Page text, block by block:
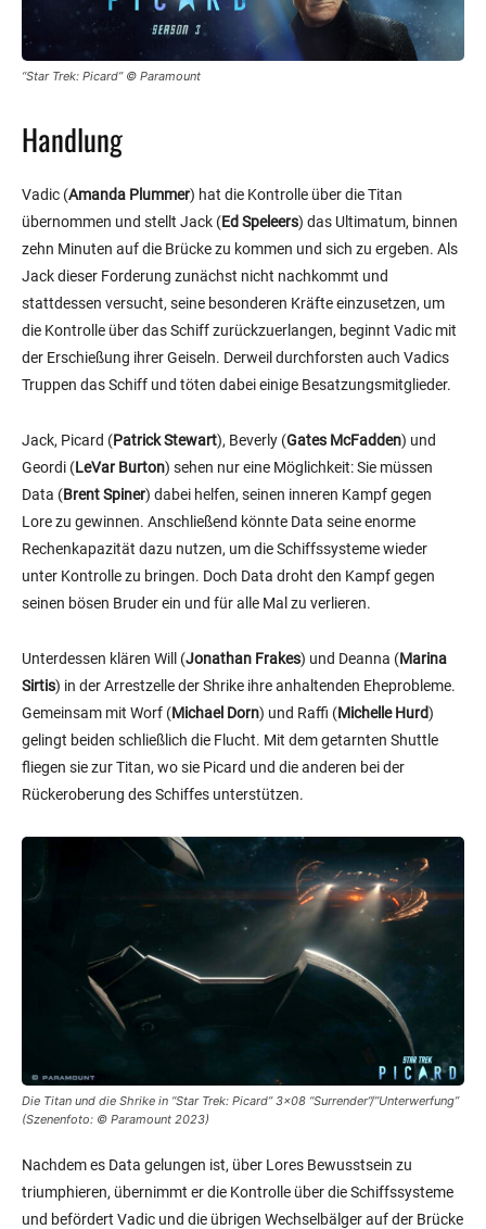
“Star Trek: Picard” © Paramount
Handlung
Vadic (Amanda Plummer) hat die Kontrolle über die Titan
übernommen und stellt Jack (Ed Speleers) das Ultimatum, binnen
zehn Minuten auf die Brücke zu kommen und sich zu ergeben. Als
Jack dieser Forderung zunächst nicht nachkommt und
stattdessen versucht, seine besonderen Kräfte einzusetzen, um
die Kontrolle über das Schiff zurückzuerlangen, beginnt Vadic mit
der Erschießung ihrer Geiseln. Derweil durchforsten auch Vadics
Truppen das Schiff und töten dabei einige Besatzungsmitglieder.
Jack, Picard (Patrick Stewart), Beverly (Gates McFadden) und
Geordi (LeVar Burton) sehen nur eine Möglichkeit: Sie müssen
Data (Brent Spiner) dabei helfen, seinen inneren Kampf gegen
Lore zu gewinnen. Anschließend könnte Data seine enorme
Rechenkapazität dazu nutzen, um die Schiffssysteme wieder
unter Kontrolle zu bringen. Doch Data droht den Kampf gegen
seinen bösen Bruder ein und für alle Mal zu verlieren.
Unterdessen klären Will (Jonathan Frakes) und Deanna (Marina
Sirtis) in der Arrestzelle der Shrike ihre anhaltenden Eheprobleme.
Gemeinsam mit Worf (Michael Dorn) und Raffi (Michelle Hurd)
gelingt beiden schließlich die Flucht. Mit dem getarnten Shuttle
fliegen sie zur Titan, wo sie Picard und die anderen bei der
Rückeroberung des Schiffes unterstützen.
Die Titan und die Shrike in “Star Trek: Picard” 3×08 “Surrender”/”Unterwerfung”
(Szenenfoto: © Paramount 2023)
Nachdem es Data gelungen ist, über Lores Bewusstsein zu
triumphieren, übernimmt er die Kontrolle über die Schiffssysteme
und befördert Vadic und die übrigen Wechselbälger auf der Brücke